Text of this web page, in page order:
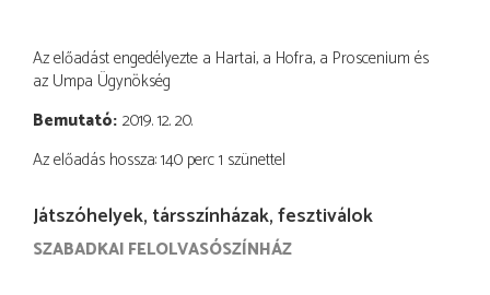
Az előadást engedélyezte a Hartai, a Hofra, a Proscenium és
az Umpa Ügynökség
Bemutató 2019. 12. 20.
Az előadás hossza: 140 perc 1 szünettel
Játszóhelyek, társszínházak, fesztiválok
SZABADKAI FELOLVASÓSZÍNHÁZ